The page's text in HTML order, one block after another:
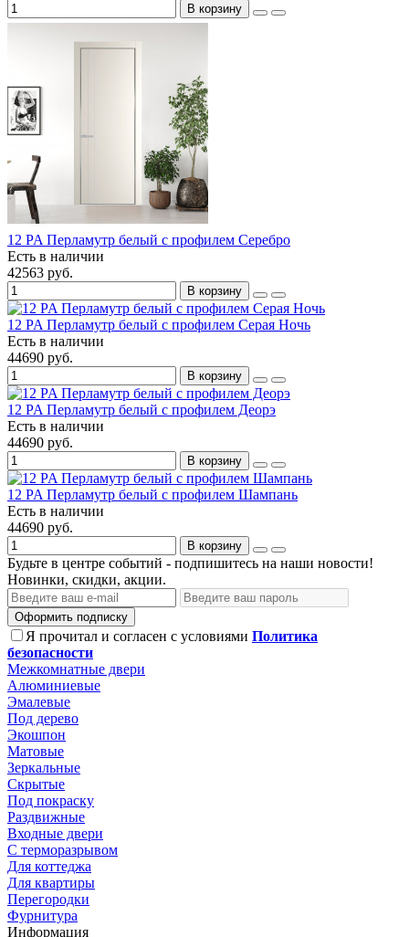
В корзину
12 PA Перламутр белый с профилем Серебро
Есть в наличии
42563 руб.
В корзину
12 PA Перламутр белый с профилем Серая Ночь
Есть в наличии
44690 руб.
В корзину
12 PA Перламутр белый с профилем Деорэ
Есть в наличии
44690 руб.
В корзину
12 PA Перламутр белый с профилем Шампань
Есть в наличии
44690 руб.
В корзину
Будьте в центре событий - подпишитесь на наши новости!
Новинки, скидки, акции.
Оформить подписку
Я прочитал и согласен с условиями Политика
безопасности
Межкомнатные двери
Алюминиевые
Эмалевые
Под дерево
Экошпон
Матовые
Зеркальные
Скрытые
Под покраску
Раздвижные
Входные двери
С терморазрывом
Для коттеджа
Для квартиры
Перегородки
Фурнитура
Информация